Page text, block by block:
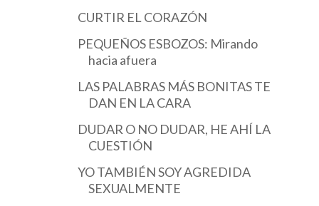
CURTIR EL CORAZÓN
PEQUEÑOS ESBOZOS: Mirando
hacia afuera
LAS PALABRAS MÁS BONITAS TE
DAN EN LA CARA
DUDAR O NO DUDAR, HE AHÍ LA
CUESTIÓN
YO TAMBIÉN SOY AGREDIDA
SEXUALMENTE